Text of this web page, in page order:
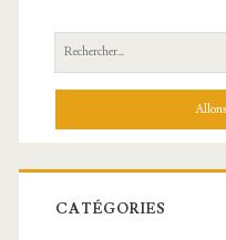
R
e
h
r
c
CATÉGORIES